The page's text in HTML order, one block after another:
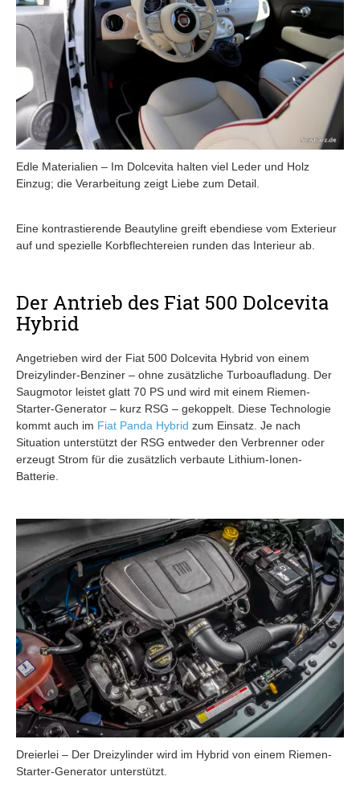
Edle Materialien – Im Dolcevita halten viel Leder und Holz
Einzug; die Verarbeitung zeigt Liebe zum Detail.
Eine kontrastierende Beautyline greift ebendiese vom Exterieur
auf und spezielle Korbflechtereien runden das Interieur ab.
Der Antrieb des Fiat 500 Dolcevita
Hybrid
Angetrieben wird der Fiat 500 Dolcevita Hybrid von einem
Dreizylinder-Benziner – ohne zusätzliche Turboaufladung. Der
Saugmotor leistet glatt 70 PS und wird mit einem Riemen-
Starter-Generator – kurz RSG – gekoppelt. Diese Technologie
kommt auch im Fiat Panda Hybrid zum Einsatz. Je nach
Situation unterstützt der RSG entweder den Verbrenner oder
erzeugt Strom für die zusätzlich verbaute Lithium-Ionen-
Batterie.
Dreierlei – Der Dreizylinder wird im Hybrid von einem Riemen-
Starter-Generator unterstützt.